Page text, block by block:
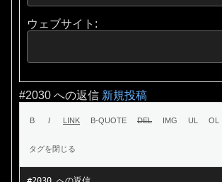
ウェブサイト:
#2030 への返信 新規投稿